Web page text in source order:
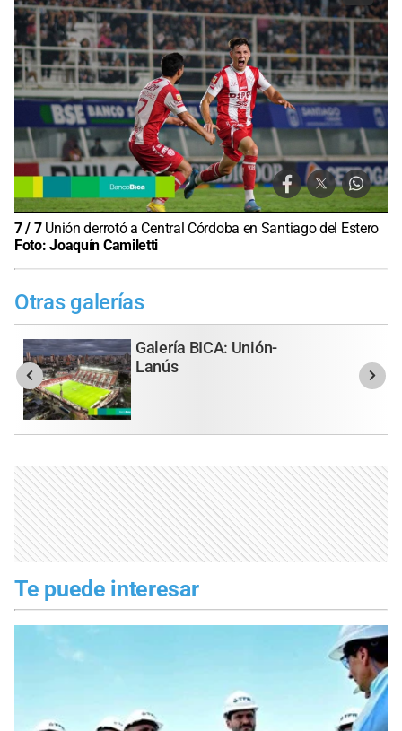
7/ 7 Unión derrotó a Central Córdoba en Santiago del Estero
Foto:Joaquín Camiletti
Otras galerías
Galería BICA: Unión-
Lanús
Te puede interesar